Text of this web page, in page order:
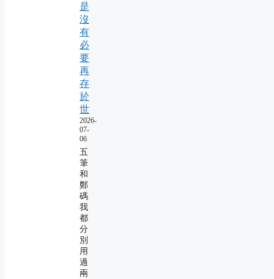
是
沒
有
必
要
再
存
於
世
2026-
07-
06
五
筆
和
鄭
碼
我
都
分
別
用
過
兩